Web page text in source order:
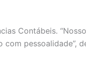
Contábeis.
pessoalidade”,